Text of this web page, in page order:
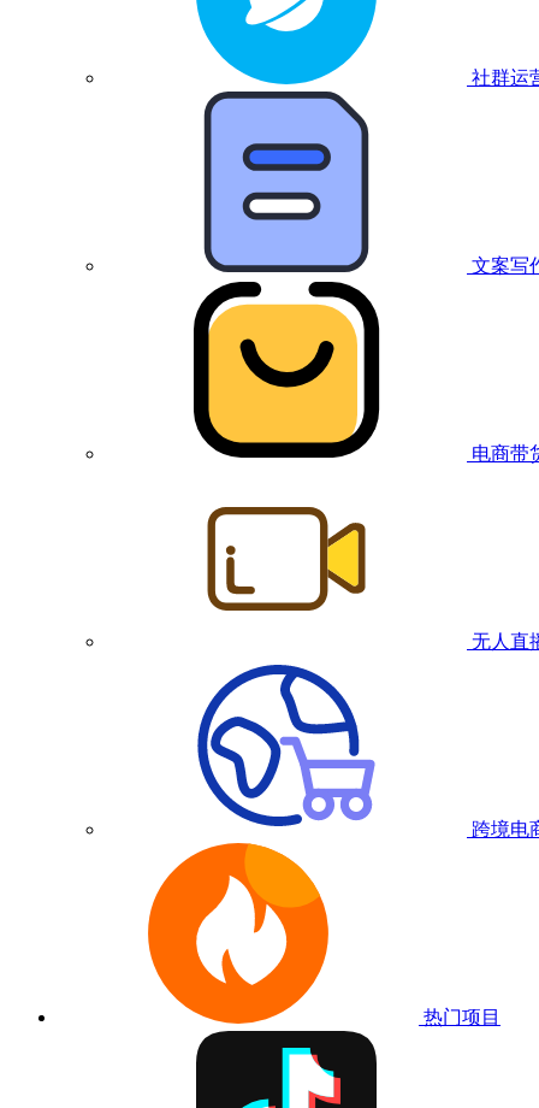
社群运
文案写
电商带
无人直
跨境电
热门项目